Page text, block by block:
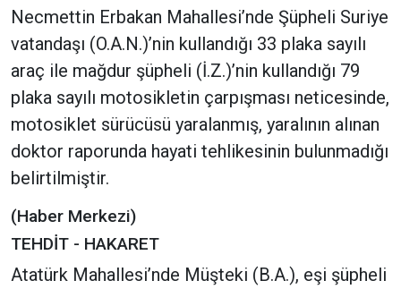
Necmettin Erbakan Mahallesi’nde Şüpheli Suriye
vatandaşı (O.A.N.)’nin kullandığı 33 plaka sayılı
araç ile mağdur şüpheli (İ.Z.)’nin kullandığı 79
plaka sayılı motosikletin çarpışması neticesinde,
motosiklet sürücüsü yaralanmış, yaralının alınan
doktor raporunda hayati tehlikesinin bulunmadığı
belirtilmiştir.
(Haber Merkezi)
TEHDİT - HAKARET
Atatürk Mahallesi’nde Müşteki (B.A.), eşi şüpheli